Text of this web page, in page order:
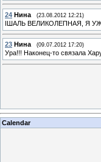
24 Нина (23.08.2012 12:21)
IШАЛЬ ВЕЛИКОЛЕПНАЯ, Я УЖЕ
23 Нина (09.07.2012 17:20)
Ура!!! Наконец-то связала
Calendar